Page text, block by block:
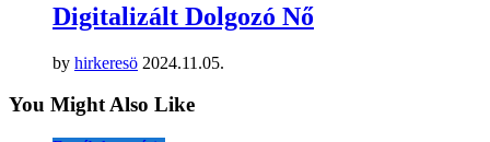
Digitalizált Dolgozó Nő
by hirkeresö 2024.11.05.
You Might Also Like